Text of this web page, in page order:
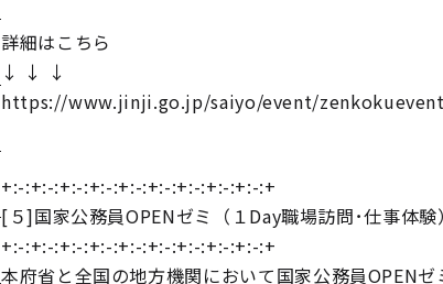
詳細はこちら
↓ ↓ ↓
https://www.jinji.go.jp/saiyo/event/
+:-:+:-:+:-:+:-:+:-:+:-:+:-:+:-:+:-:+
[５]国家公務員OPENゼミ（１Day職場訪問･仕事体験
+:-:+:-:+:-:+:-:+:-:+:-:+:-:+:-:+:-:+
本府省と全国の地方機関において国家公務員OPEN